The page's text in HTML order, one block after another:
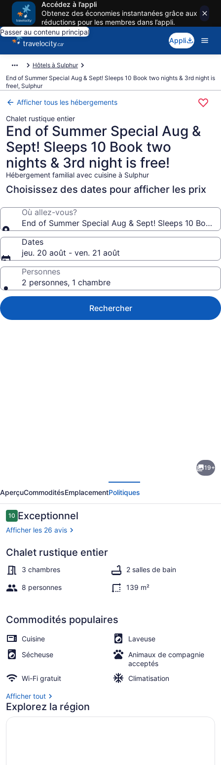
Accédez à l’appli
Obtenez des économies instantanées grâce aux
réductions pour les membres dans l’appli.
Passer au contenu principal
Appli
Hôtels à Sulphur
End of Summer Special Aug & Sept! Sleeps 10 Book two nights & 3rd night is
free!, Sulphur
Afficher tous les hébergements
Chalet rustique entier
End of Summer Special Aug &
Sept! Sleeps 10 Book two
nights & 3rd night is free!
Hébergement familial avec cuisine à Sulphur
Choisissez des dates pour afficher les prix
Où allez-vous?
End of Summer Special Aug & Sept! Sleeps 10
Dates
jeu. 20 août - ven. 21 août
Personnes
2 personnes, 1 chambre
Rechercher
End
of
Summer
Special
&
Sept!
Sleeps
Book
nights
3rd
night
is
free!
19+
AperçuCommoditésEmplacementPolitiques
Avis
1010 sur 10 –
Exceptionnel
Afficher les 26 avis
Chalet rustique entier
3 chambres 2 salles de bain
8 personnes 139 m²
Commodités populaires
Cuisine
Laveuse
Sécheuse
Animaux de compagnie
acceptés
Wi-Fi gratuit
Climatisation
Afficher tout
Explorez la région